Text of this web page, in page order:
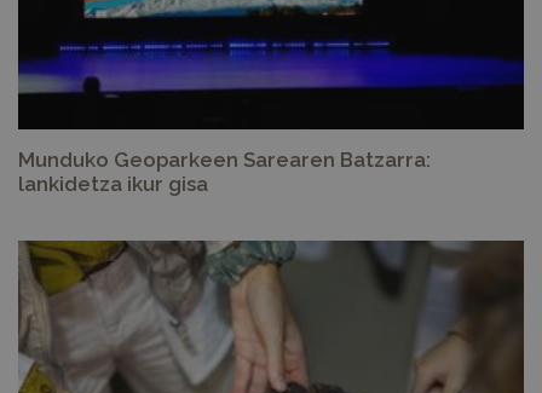
Munduko Geoparkeen Sarearen Batzarra:
lankidetza ikur gisa